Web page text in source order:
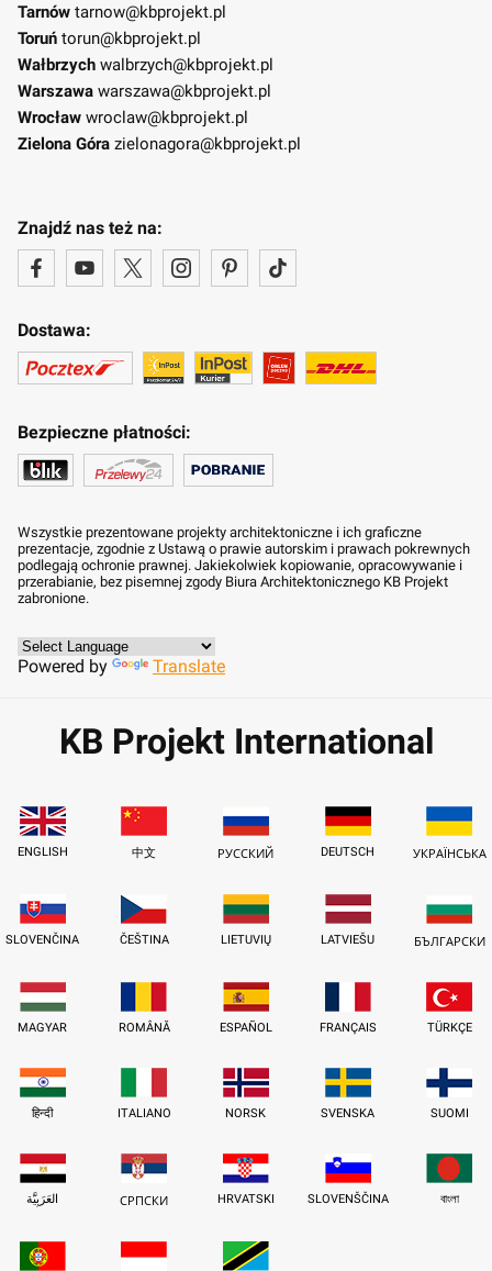
Tarnów tarnow@kbprojekt.pl
Toruń torun@kbprojekt.pl
Wałbrzych walbrzych@kbprojekt.pl
Warszawa warszawa@kbprojekt.pl
Wrocław wroclaw@kbprojekt.pl
Zielona Góra zielonagora@kbprojekt.pl
Znajdź nas też na:
Dostawa:
Bezpieczne płatności:
Wszystkie prezentowane projekty architektoniczne i ich graficzne
prezentacje, zgodnie z Ustawą o prawie autorskim i prawach pokrewnych
podlegają ochronie prawnej. Jakiekolwiek kopiowanie, opracowywanie i
przerabianie, bez pisemnej zgody Biura Architektonicznego KB Projekt
zabronione.
Powered by Translate
KB Projekt International
ENGLISH 中文 РУССКИЙ DEUTSCH УКРАЇНСЬКА
SLOVENČINA ČEŠTINA LIETUVIŲ LATVIEŠU БЪЛГАРСКИ
MAGYAR ROMÂNĂ ESPAÑOL FRANÇAIS TÜRKÇE
हिन्दी ITALIANO NORSK SVENSKA SUOMI
العَرَبِيَّة СРПСКИ HRVATSKI SLOVENŠČINA বাংলা